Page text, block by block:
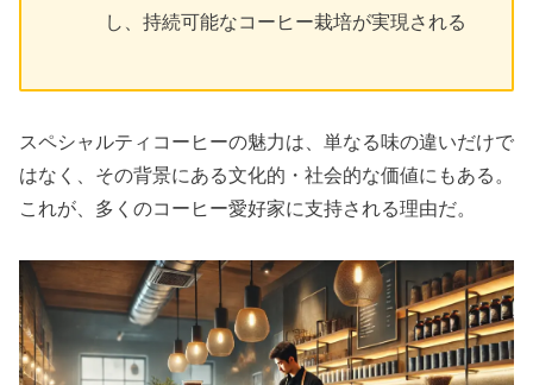
し、持続可能なコーヒー栽培が実現される
スペシャルティコーヒーの魅力は、単なる味の違いだけで
はなく、その背景にある文化的・社会的な価値にもある。
これが、多くのコーヒー愛好家に支持される理由だ。